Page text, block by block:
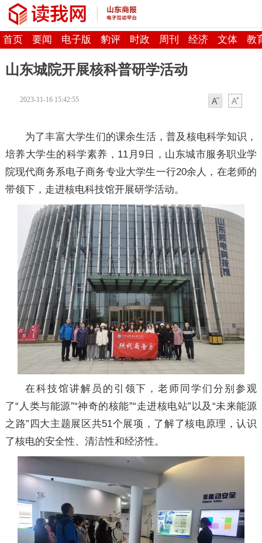
首页 要闻 电子版 豹评 时政 周刊 经济 文体 教
山东城院开展核科普研学活动
2023-11-16 15:42:55
为了丰富大学生们的课余生活，普及核电科学知识，
培养大学生的科学素养，11月9日，山东城市服务职业学
院现代商务系电子商务专业大学生一行20余人，在老师的
带领下，走进核电科技馆开展研学活动。
在科技馆讲解员的引领下，老师同学们分别参观
了“人类与能源”“神奇的核能”“走进核电站”以及“未来能源
之路”四大主题展区共51个展项，了解了核电原理，认识
了核电的安全性、清洁性和经济性。